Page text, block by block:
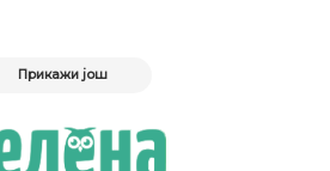
Прикажи још